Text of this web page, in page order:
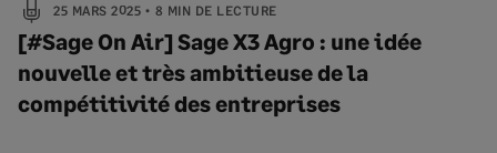
25 MARS 2025 8 MIN DE LECTURE
[#Sage On Air] Sage X3 Agro : une idée
nouvelle et très ambitieuse de la
compétitivité des entreprises